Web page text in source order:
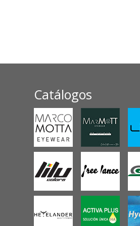
Catálogos